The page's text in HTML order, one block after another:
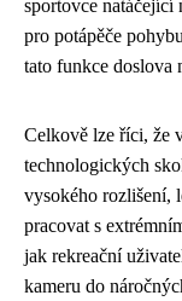
sportovce natáčející
pro potápěče
tato funkce doslova
Celkově lze říci, že
technologických
vysokého rozlišení,
pracovat s
jak rekreační
kameru do